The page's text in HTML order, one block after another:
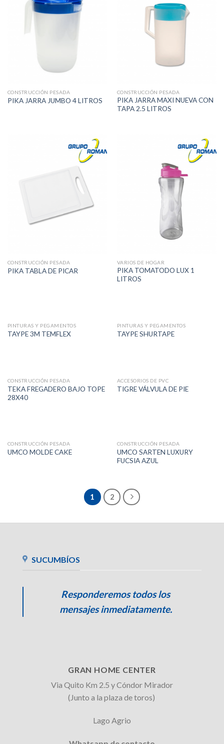
CONSTRUCCIÓN PESADA
PIKA JARRA JUMBO 4 LITROS
CONSTRUCCIÓN PESADA
PIKA JARRA MAXI NUEVA CON
TAPA 2.5 LITROS
CONSTRUCCIÓN PESADA
PIKA TABLA DE PICAR
VARIOS DE HOGAR
PIKA TOMATODO LUX 1
LITROS
PINTURAS Y PEGAMENTOS
TAYPE 3M TEMFLEX
PINTURAS Y PEGAMENTOS
TAYPE SHURTAPE
CONSTRUCCIÓN PESADA
TEKA FREGADERO BAJO TOPE
28X40
ACCESORIOS DE PVC
TIGRE VÁLVULA DE PIE
CONSTRUCCIÓN PESADA
UMCO MOLDE CAKE
CONSTRUCCIÓN PESADA
UMCO SARTEN LUXURY
FUCSIA AZUL
1 2
SUCUMBÍOS
Responderemos todos los
mensajes inmediatamente.
GRAN HOME CENTER
Via Quito Km 2.5 y Cóndor Mirador
(Junto a la plaza de toros)
Lago Agrio